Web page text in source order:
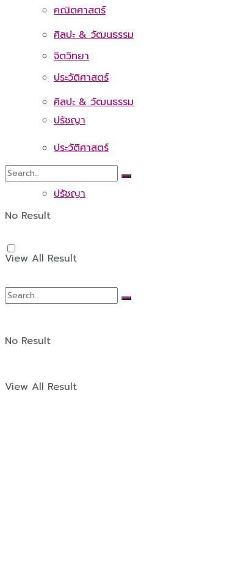
คณิตศาสตร์
จิตวิทยา
ศิลปะ & วัฒนธรรม
ประวัติศาสตร์
ปรัชญา
No Result
View All Result
ศิลปะ & วัฒนธรรม
ประวัติศาสตร์
ปรัชญา
No Result
View All Result